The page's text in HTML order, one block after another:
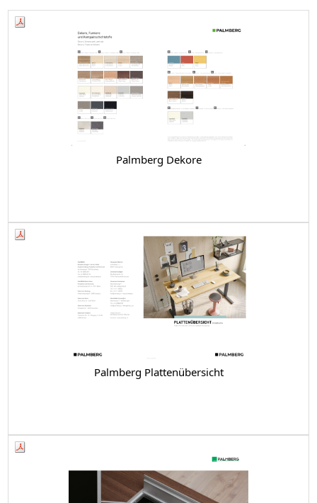
Palmberg Dekore
Palmberg Plattenübersicht